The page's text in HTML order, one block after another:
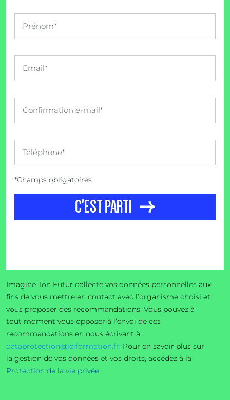
*Champs obligatoires
C'EST PARTI
Imagine Ton Futur collecte vos données personnelles aux
fins de vous mettre en contact avec l’organisme choisi et
vous proposer des recommandations. Vous pouvez à
tout moment vous opposer à l’envoi de ces
recommandations en nous écrivant à :
dataprotection@iciformation.fr. Pour en savoir plus sur
la gestion de vos données et vos droits, accédez à la
Protection de la vie privée